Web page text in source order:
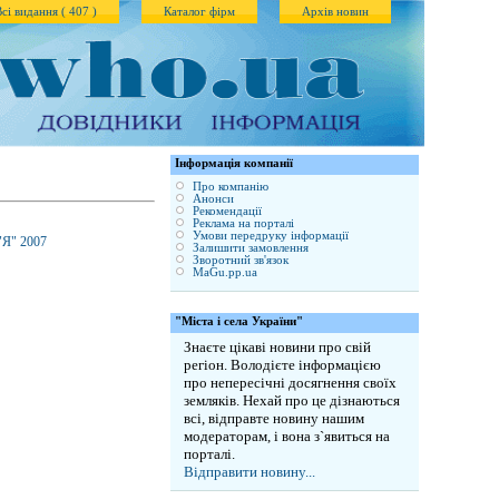
Архів новин
Каталог фірм
видання ( 407 )
2007
Iнформація компанії
Про компанію
Анонси
Рекомендації
Реклама на порталі
Умови передруку інформації
Залишити замовлення
Зворотний зв'язок
MaGu.pp.ua
"Міста і села України"
Знаєте цікаві новини про свій
регіон. Володієте інформацією
про непересічні досягнення своїх
земляків. Нехай про це дізнаються
всі, відправте новину нашим
модераторам, і вона з`явиться на
порталі.
Відправити новину...